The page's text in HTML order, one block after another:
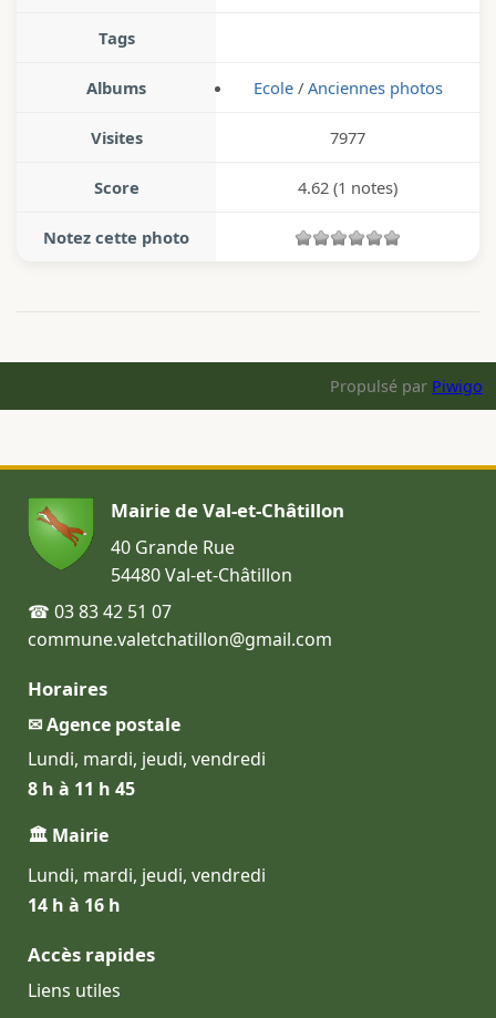
Tags
Albums Ecole/ Anciennes photos
Visites 7977
Score 4.62 (1 notes)
Notez cette photo
Propulsé par Piwigo
Mairie de Val-et-Châtillon
40 Grande Rue
54480 Val-et-Châtillon
☎ 03 83 42 51 07
commune.valetchatillon@gmail.com
Horaires
✉ Agence postale
Lundi, mardi, jeudi, vendredi
8 h à 11 h 45
🏛 Mairie
Lundi, mardi, jeudi, vendredi
14 h à 16 h
Accès rapides
Liens utiles